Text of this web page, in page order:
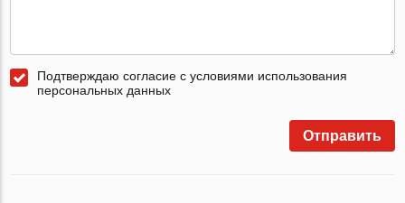
Подтверждаю согласие с условиями использования
персональных данных
Отправить